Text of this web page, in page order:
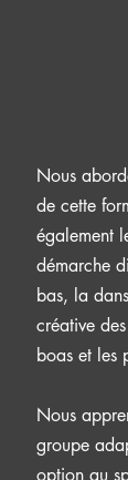
Nous
de cette
également
démarche
bas, la
créative
boas et les
Nous
groupe
option au